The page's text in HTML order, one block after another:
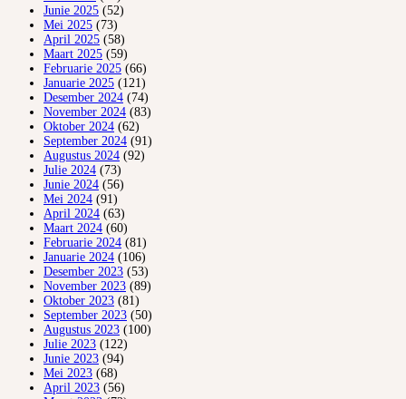
Junie 2025 (52)
Mei 2025 (73)
April 2025 (58)
Maart 2025 (59)
Februarie 2025 (66)
Januarie 2025 (121)
Desember 2024 (74)
November 2024 (83)
Oktober 2024 (62)
September 2024 (91)
Augustus 2024 (92)
Julie 2024 (73)
Junie 2024 (56)
Mei 2024 (91)
April 2024 (63)
Maart 2024 (60)
Februarie 2024 (81)
Januarie 2024 (106)
Desember 2023 (53)
November 2023 (89)
Oktober 2023 (81)
September 2023 (50)
Augustus 2023 (100)
Julie 2023 (122)
Junie 2023 (94)
Mei 2023 (68)
April 2023 (56)